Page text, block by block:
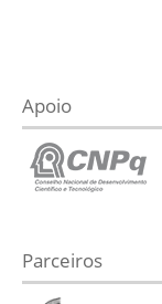
Apoio
Parceiros